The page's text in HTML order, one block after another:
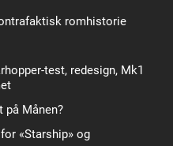
romhistorie
test, redesign, Mk1
på Månen?
«Starship» og